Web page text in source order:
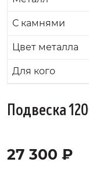
С камнями
Цвет металла
Для кого
Подвеска
27 300 ₽